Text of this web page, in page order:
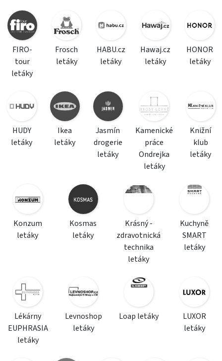
FIRO-
tour
letáky
Frosch
letáky
HABU.cz
letáky
Hawaj.cz
letáky
HONOR
letáky
HUDY
letáky
Ikea
letáky
Jasmín
drogerie
letáky
Kamenické
práce
Ondrejka
letáky
Knižní
klub
letáky
Konzum
letáky
Kosmas
letáky
Krásný -
zdravotnická
technika
letáky
Kuchyně
SMART
letáky
Lékárny
EUPHRASIA
letáky
Levnoshop
letáky
Loap letáky
LUXOR
letáky